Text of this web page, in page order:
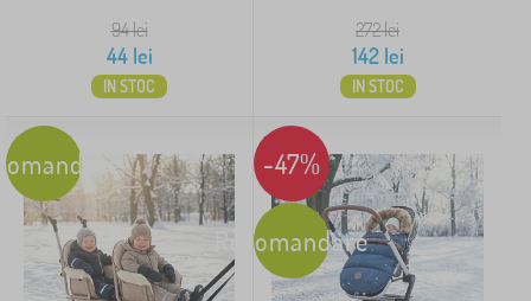
94lei
44lei
IN STOC
272lei
142lei
IN STOC
-47%
Recomandare